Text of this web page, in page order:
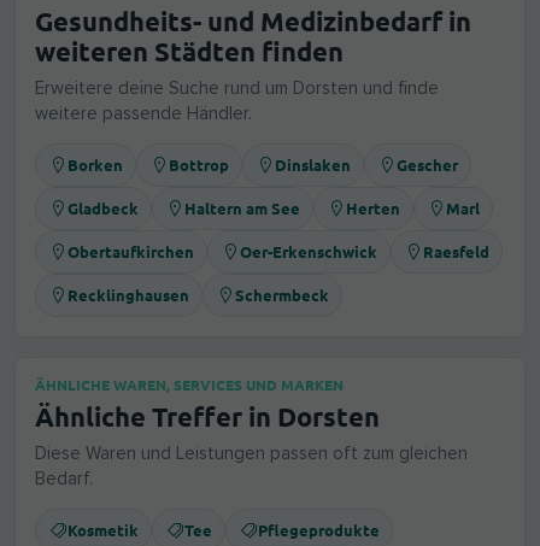
Gesundheits- und Medizinbedarf in
weiteren Städten finden
Erweitere deine Suche rund um Dorsten und finde
weitere passende Händler.
Borken Bottrop Dinslaken Gescher
Gladbeck Haltern am See Herten Marl
Obertaufkirchen Oer-Erkenschwick Raesfeld
Recklinghausen Schermbeck
ÄHNLICHE WAREN, SERVICES UND MARKEN
Ähnliche Treffer in Dorsten
Diese Waren und Leistungen passen oft zum gleichen
Bedarf.
Kosmetik Tee Pflegeprodukte